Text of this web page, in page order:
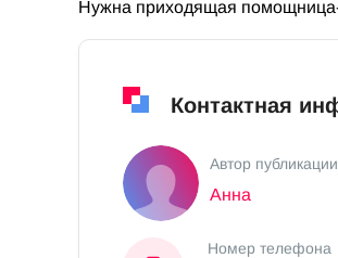
Нужна приходящая помощница-
Контактная
Автор публикации
Анна
Номер телефона